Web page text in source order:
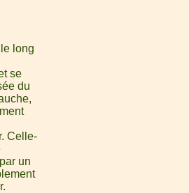
long
se
du
Celle-
un